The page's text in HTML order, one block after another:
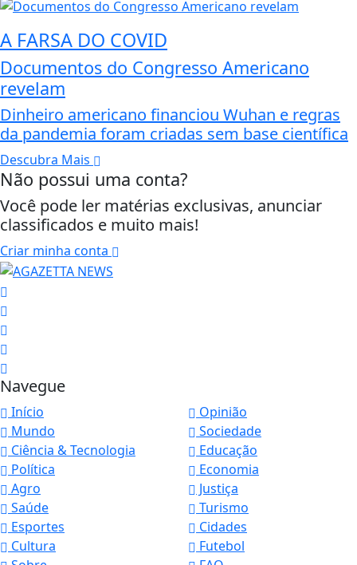
A FARSA DO COVID
Documentos do Congresso Americano
revelam
Dinheiro americano financiou Wuhan e regras
da pandemia foram criadas sem base científica
Descubra Mais
Não possui uma conta?
Você pode ler matérias exclusivas, anunciar
classificados e muito mais!
Criar minha conta
Navegue
Início
Opinião
Mundo
Sociedade
Ciência & Tecnologia
Educação
Política
Economia
Agro
Justiça
Saúde
Turismo
Esportes
Cidades
Cultura
Futebol